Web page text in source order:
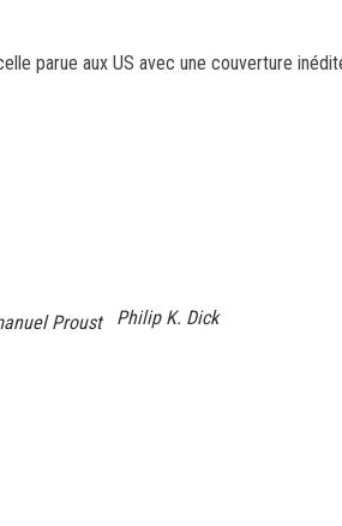
parue aux US avec une couverture
Proust Philip K. Dick